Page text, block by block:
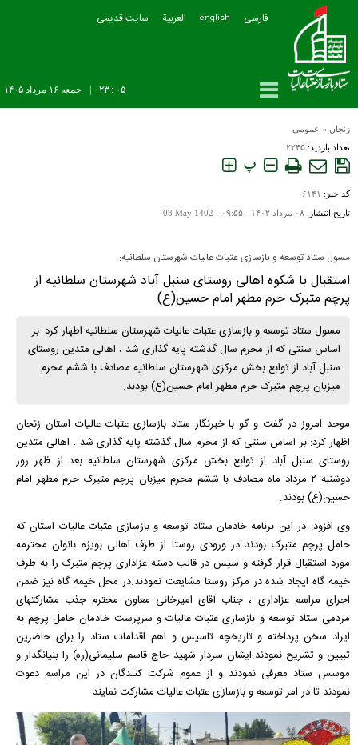
فارسی english العربیة سایت قدیمی
جمعه ۱۶ مرداد ۱۴۰۵ ۰۵ : ۲۳
زنجان » عمومی
تعداد بازدید: ۲۲۴۵
پ
کد خبر: ۶۱۴۱
تاریخ انتشار: ۰۸ مرداد ۱۴۰۲ - ۰۹:۵۵ - 08 May 1402
مسول ستاد توسعه و بازسازی عتبات عالیات شهرستان سلطانیه:
استقبال با شکوه اهالی روستای سنبل آباد شهرستان سلطانیه از
پرچم متبرک حرم مطهر امام حسین(ع)
مسول ستاد توسعه و بازسازی عتبات عالیات شهرستان سلطانیه اطهار کرد: بر
اساس سنتی که از محرم سال گذشته پایه گذاری شد ، اهالی متدین روستای
سنبل آباد از توابع بخش مرکزی شهرستان سلطانیه مصادف با ششم محرم
میزبان پرچم متبرک حرم مطهر امام حسین(ع) بودند.
موحد امروز در گفت و گو با خبرنگار ستاد بازسازی عتبات عالیات استان زنجان
اظهار کرد: بر اساس سنتی که از محرم سال گذشته پایه گذاری شد ، اهالی متدین
روستای سنبل آباد از توابع بخش مرکزی شهرستان سلطانیه بعد از ظهر روز
دوشنبه ۲ مرداد ماه مصادف با ششم محرم میزبان پرچم متبرک حرم مطهر امام
حسین(ع) بودند.
وی افزود: در این برنامه خادمان ستاد توسعه و بازسازی عتبات عالیات استان که
حامل پرچم متبرک بودند در ورودی روستا از طرف اهالی بویژه بانوان محترمه
مورد استقبال قرار گرفته و سپس در قالب دسته عزاداری پرچم متبرک را به طرف
خیمه گاه ایجاد شده در مرکز روستا مشایعت نمودند.در محل خیمه گاه نیز ضمن
اجرای مراسم عزاداری ، جناب آقای امیرخانی معاون محترم جذب مشارکتهای
مردمی ستاد توسعه و بازسازی عتبات عالیات و سرپرست خادمان حامل پرچم به
ایراد سخن پرداخته و تاریخچه تاسیس و اهم اقدامات ستاد را برای حاضرین
تبیین و تشریح نمودند.ایشان سردار شهید حاج قاسم سلیمانی(ره) را بنیانگذار و
موسس ستاد معرفی نمودند و از عموم شرکت کنندگان در این مراسم دعوت
نمودند تا در امر توسعه و بازسازی عتبات عالیات مشارکت نمایند.